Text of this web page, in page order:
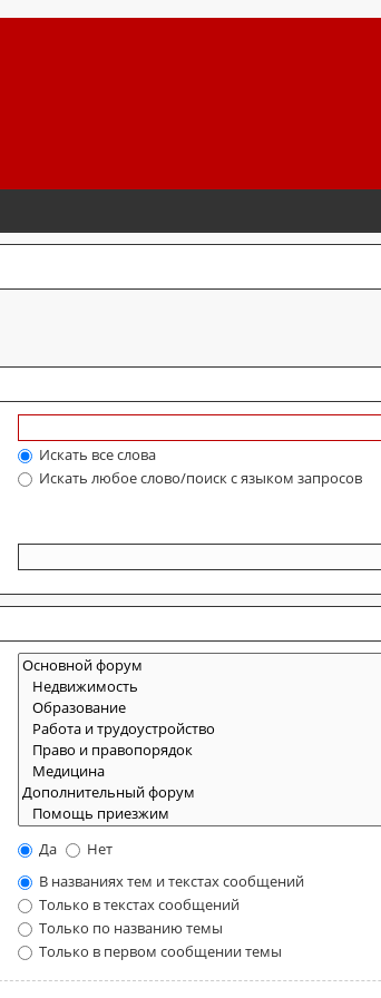
Искать все слова
Искать любое слово/поиск с языком запросов
Да
Нет
В названиях тем и текстах сообщений
Только в текстах сообщений
Только по названию темы
Только в первом сообщении темы